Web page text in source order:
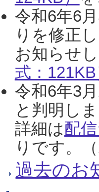
令和6年6
りを修正
お知らせ
式：121KB
令和6年3
と判明し
詳細は配
りです。
過去のお